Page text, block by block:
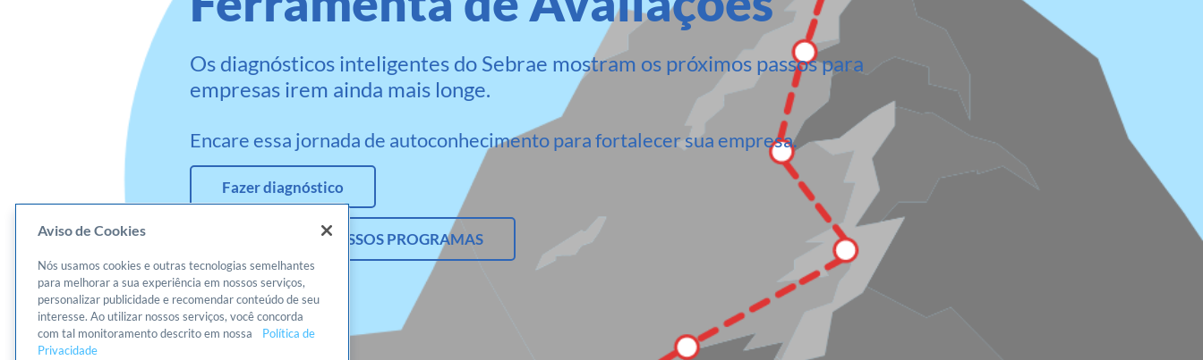
Os diagnósticos inteligentes do Sebrae mostram os próximos passos para
empresas irem ainda mais longe.
Encare essa jornada de autoconhecimento para fortalecer sua empresa.
Fazer diagnóstico
CONHEÇA OS NOSSOS PROGRAMAS
Sou aplicador
Aviso de Cookies
Nós usamos cookies e outras tecnologias semelhantes
para melhorar a sua experiência em nossos serviços,
personalizar publicidade e recomendar conteúdo de seu
interesse. Ao utilizar nossos serviços, você concorda
com tal monitoramento descrito em nossa
Política de
Privacidade